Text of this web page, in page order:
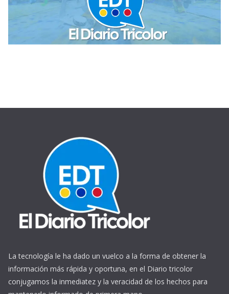
La tecnología le ha dado un vuelco a la forma de obtener la
información más rápida y oportuna, en el Diario tricolor
conjugamos la inmediatez y la veracidad de los hechos para